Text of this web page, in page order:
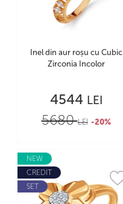
Inel din aur roșu cu Cubic
Zirconia Incolor
4544 LEI
5680LEI -20%
NEW
CREDIT
SET